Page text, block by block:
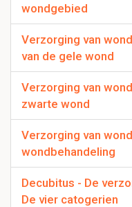
wondgebied
Verzorging van
van de gele wond
Verzorging van
zwarte wond
Verzorging van
wondbehandeling
Decubitus - De
De vier catogerien